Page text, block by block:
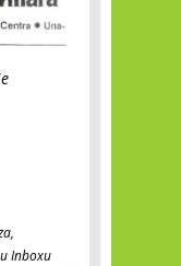
Inboxu